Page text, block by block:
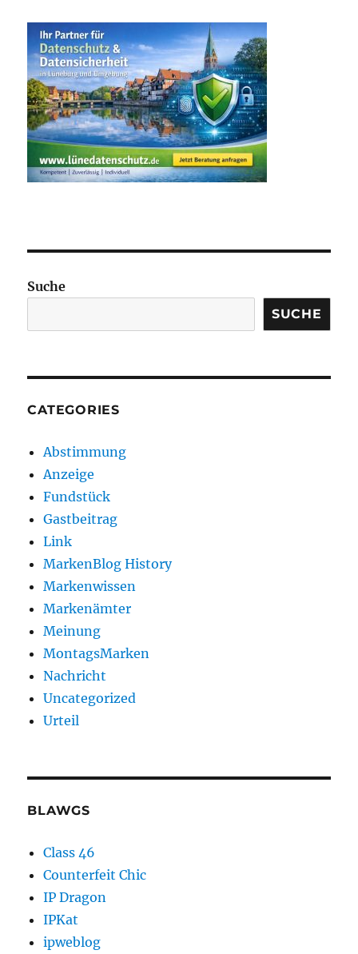
Suche
SUCHE
CATEGORIES
Abstimmung
Anzeige
Fundstück
Gastbeitrag
Link
MarkenBlog History
Markenwissen
Markenämter
Meinung
MontagsMarken
Nachricht
Uncategorized
Urteil
BLAWGS
Class 46
Counterfeit Chic
IP Dragon
IPKat
ipweblog